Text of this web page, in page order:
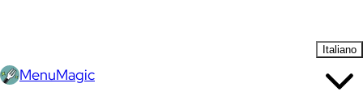
MenuMagic
Italiano